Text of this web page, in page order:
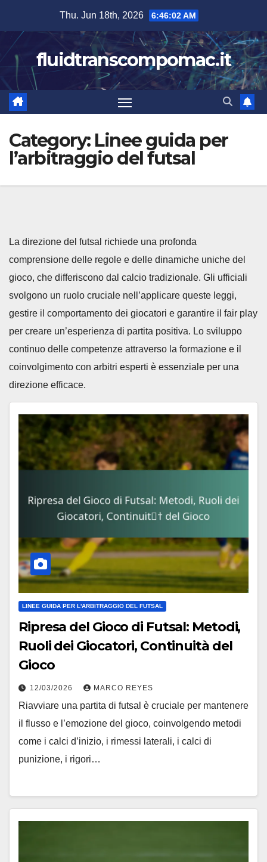
content
Thu. Jun 18th, 2026 6:46:03 AM
fluidtranscompomac.it
Category: Linee guida per
l’arbitraggio del futsal
La direzione del futsal richiede una profonda
comprensione delle regole e delle dinamiche uniche del
gioco, che differiscono dal calcio tradizionale. Gli ufficiali
svolgono un ruolo cruciale nell’applicare queste leggi,
gestire il comportamento dei giocatori e garantire il fair play
per creare un’esperienza di partita positiva. Lo sviluppo
continuo delle competenze attraverso la formazione e il
coinvolgimento con arbitri esperti è essenziale per una
direzione efficace.
LINEE GUIDA PER L'ARBITRAGGIO DEL FUTSAL
Ripresa del Gioco di Futsal: Metodi,
Ruoli dei Giocatori, Continuità del
Gioco
12/03/2026 MARCO REYES
Riavviare una partita di futsal è cruciale per mantenere
il flusso e l’emozione del gioco, coinvolgendo metodi
come i calci d’inizio, i rimessi laterali, i calci di
punizione, i rigori…